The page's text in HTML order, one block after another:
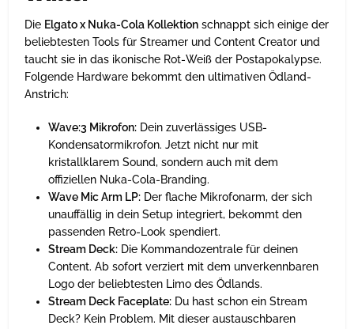
Die Elgato x Nuka-Cola Kollektion schnappt sich einige der
beliebtesten Tools für Streamer und Content Creator und
taucht sie in das ikonische Rot-Weiß der Postapokalypse.
Folgende Hardware bekommt den ultimativen Ödland-
Anstrich:
Wave:3 Mikrofon: Dein zuverlässiges USB-
Kondensatormikrofon. Jetzt nicht nur mit
kristallklarem Sound, sondern auch mit dem
offiziellen Nuka-Cola-Branding.
Wave Mic Arm LP: Der flache Mikrofonarm, der sich
unauffällig in dein Setup integriert, bekommt den
passenden Retro-Look spendiert.
Stream Deck: Die Kommandozentrale für deinen
Content. Ab sofort verziert mit dem unverkennbaren
Logo der beliebtesten Limo des Ödlands.
Stream Deck Faceplate: Du hast schon ein Stream
Deck? Kein Problem. Mit dieser austauschbaren